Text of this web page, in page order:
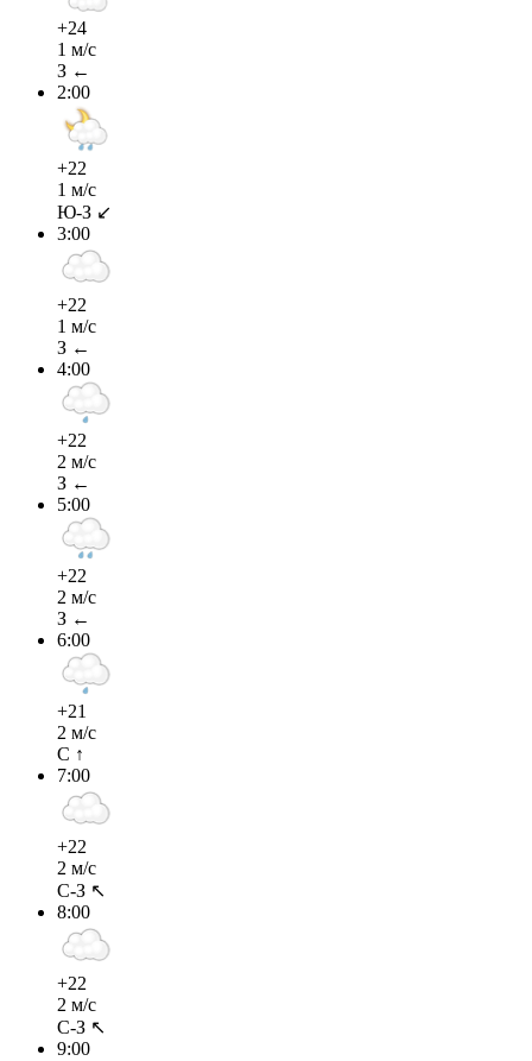
+24
1 м/с
З ←
2:00
+22
1 м/с
Ю-З ↙
3:00
+22
1 м/с
З ←
4:00
+22
2 м/с
З ←
5:00
+22
2 м/с
З ←
6:00
+21
2 м/с
С ↑
7:00
+22
2 м/с
С-З ↖
8:00
+22
2 м/с
С-З ↖
9:00